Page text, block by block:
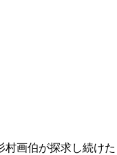
画伯が探求し続け